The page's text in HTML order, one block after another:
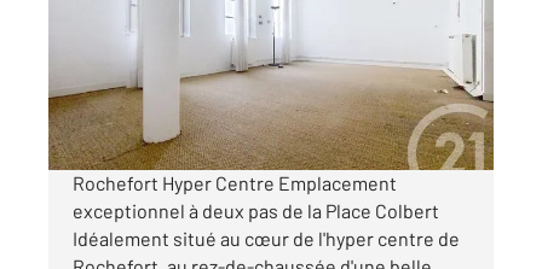
Appartement F3 à vendre
176 050 €
Visiter le site dédié
Rochefort Hyper Centre Emplacement
exceptionnel à deux pas de la Place Colbert
Idéalement situé au cœur de l'hyper centre de